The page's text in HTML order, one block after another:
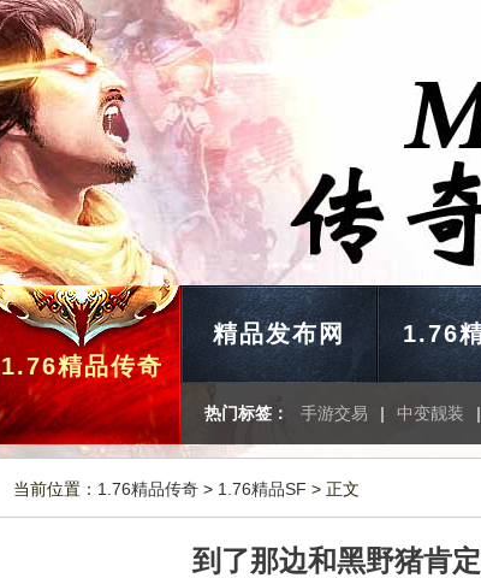
1.76精品传奇
精品发布网 1.76
热门标签： 手游交易 | 中变靓装 |
当前位置： 1.76精品传奇 > 1.76精品SF > 正文
到了那边和黑野猪肯